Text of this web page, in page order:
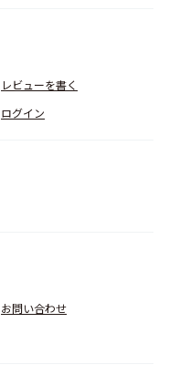
レビューを書く
ログイン
お問い合わせ